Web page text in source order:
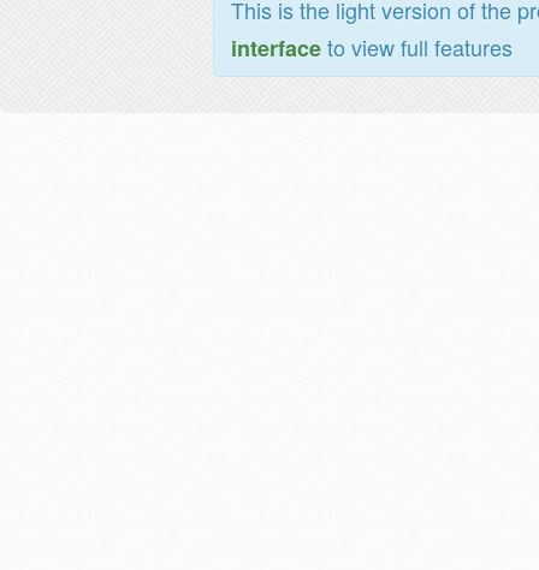
This is the light version of the
interfaceto view full features